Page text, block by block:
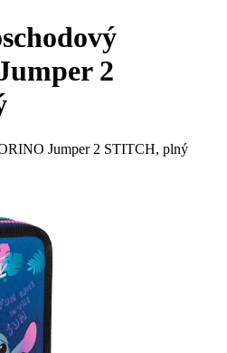
2
Jumper 2 STITCH, plný